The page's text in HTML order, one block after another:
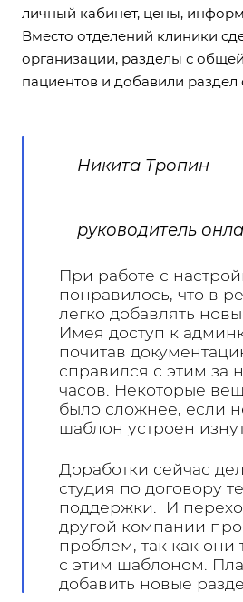
личный кабинет, цены,
Вместо отделений клиники
организации, разделы с
пациентов и добавили раздел
Никита Тропин
руководитель
При работе с
понравилось, что в
легко добавлять
Имея доступ к
почитав
справился с этим за
часов. Некоторые
было сложнее, если
шаблон устроен
Доработки сейчас
студия по договору
поддержки. И
другой компании
проблем, так как они
с этим шаблоном.
добавить новые